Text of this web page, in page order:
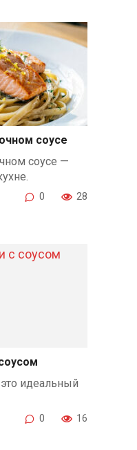
соусе
соусе —
0 28
идеальный
0 16